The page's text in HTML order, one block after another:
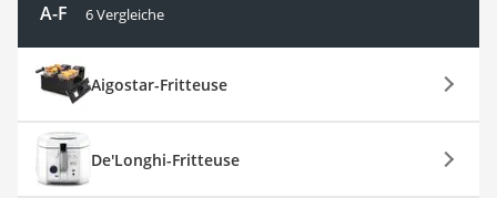
A-F 6 Vergleiche
Aigostar-Fritteuse
De'Longhi-Fritteuse